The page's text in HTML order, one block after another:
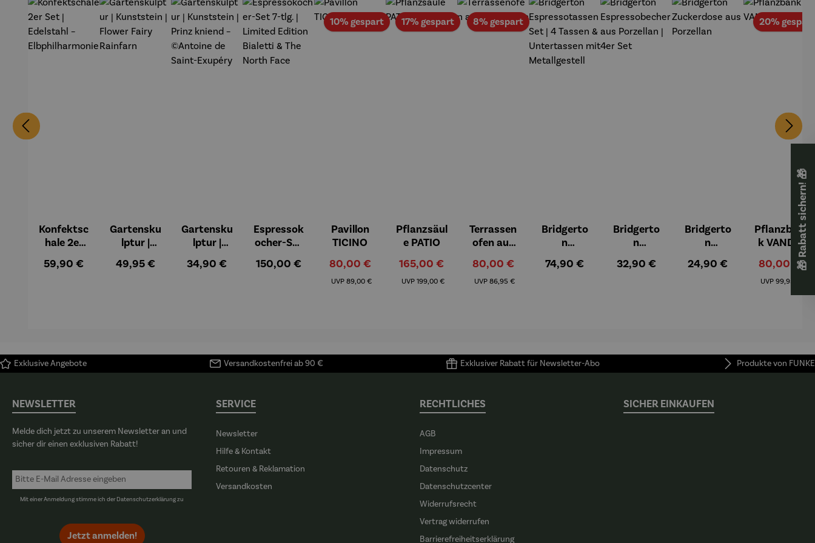
Konfektsc
hale 2er
Edelstahl
Regulärer Preis:
59,90 €
Gartensku
lptur |
n | Flower
Regulärer Preis:
49,95 €
Gartensku
lptur |
n | Prinz
Regulärer Preis:
34,90 €
Espressok
ocher-Set
Limited
Regulärer Preis:
150,00 €
10% gespartRabatt
Pavillon
TICINO
Verkaufspreis:
80,00 €
UVP Regulärer Preis:
89,00 €
17% gespartRabatt
Pflanzsäul
e PATIO
Verkaufspreis:
165,00 €
UVP Regulärer Preis:
199,00 €
8% gespartRabatt
Terrassen
ofen aus
Verkaufspreis:
80,00 €
UVP Regulärer Preis:
86,95 €
Bridgerto
n
assen Set |
Regulärer Preis:
74,90 €
Bridgerto
n
echer aus
Regulärer Preis:
32,90 €
Bridgerto
n
e aus
Regulärer Preis:
24,90 €
20% gespart
Pflanzban
k VANDA
80,00 €
UVP Regulärer
99,95 €
Exklusive Angebote Versandkostenfrei ab 90 € Exklusiver Rabatt für Newsletter-Abo Produkte von FUNKE
NEWSLETTER
Melde dich jetzt zu unserem Newsletter an und
sicher dir einen exklusiven Rabatt!
Mit einer Anmeldung stimme ich derDatenschutzerklärungzu
Jetzt anmelden!
SERVICE
Newsletter
Hilfe & Kontakt
Retouren & Reklamation
Versandkosten
RECHTLICHES
AGB
Impressum
Datenschutz
Datenschutzcenter
Widerrufsrecht
Vertrag widerrufen
Barrierefreiheitserklärung
SICHER EINKAUFEN
🎁 Rabatt sichern! 🎁